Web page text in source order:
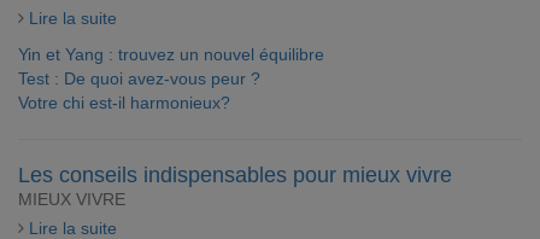
Lire la suite
Yin et Yang : trouvez un nouvel équilibre
Test : De quoi avez-vous peur ?
Votre chi est-il harmonieux?
Les conseils indispensables pour mieux vivre
MIEUX VIVRE
Lire la suite